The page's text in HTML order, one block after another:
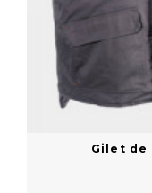
Gilet de